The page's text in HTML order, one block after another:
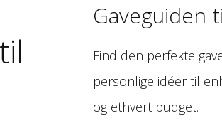
Gaveguiden
Find den perfekte
personlige idéer til
og ethvert budget.